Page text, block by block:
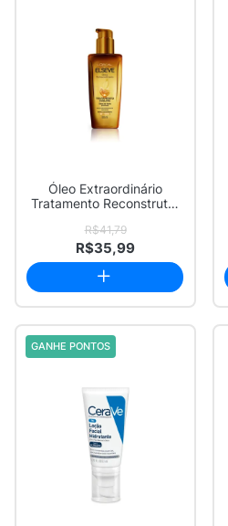
Óleo Extraordinário
Tratamento Reconstrutor
R$41,79
R$35,99
GANHE PONTOS